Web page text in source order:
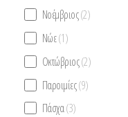
Νοέμβριος(2)
Νώε(1)
Οκτώβριος(2)
Παροιμίες(9)
Πάσχα(3)